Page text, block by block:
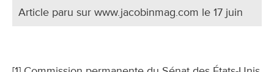
Article paru sur www.jacobinmag.com le 17 juin